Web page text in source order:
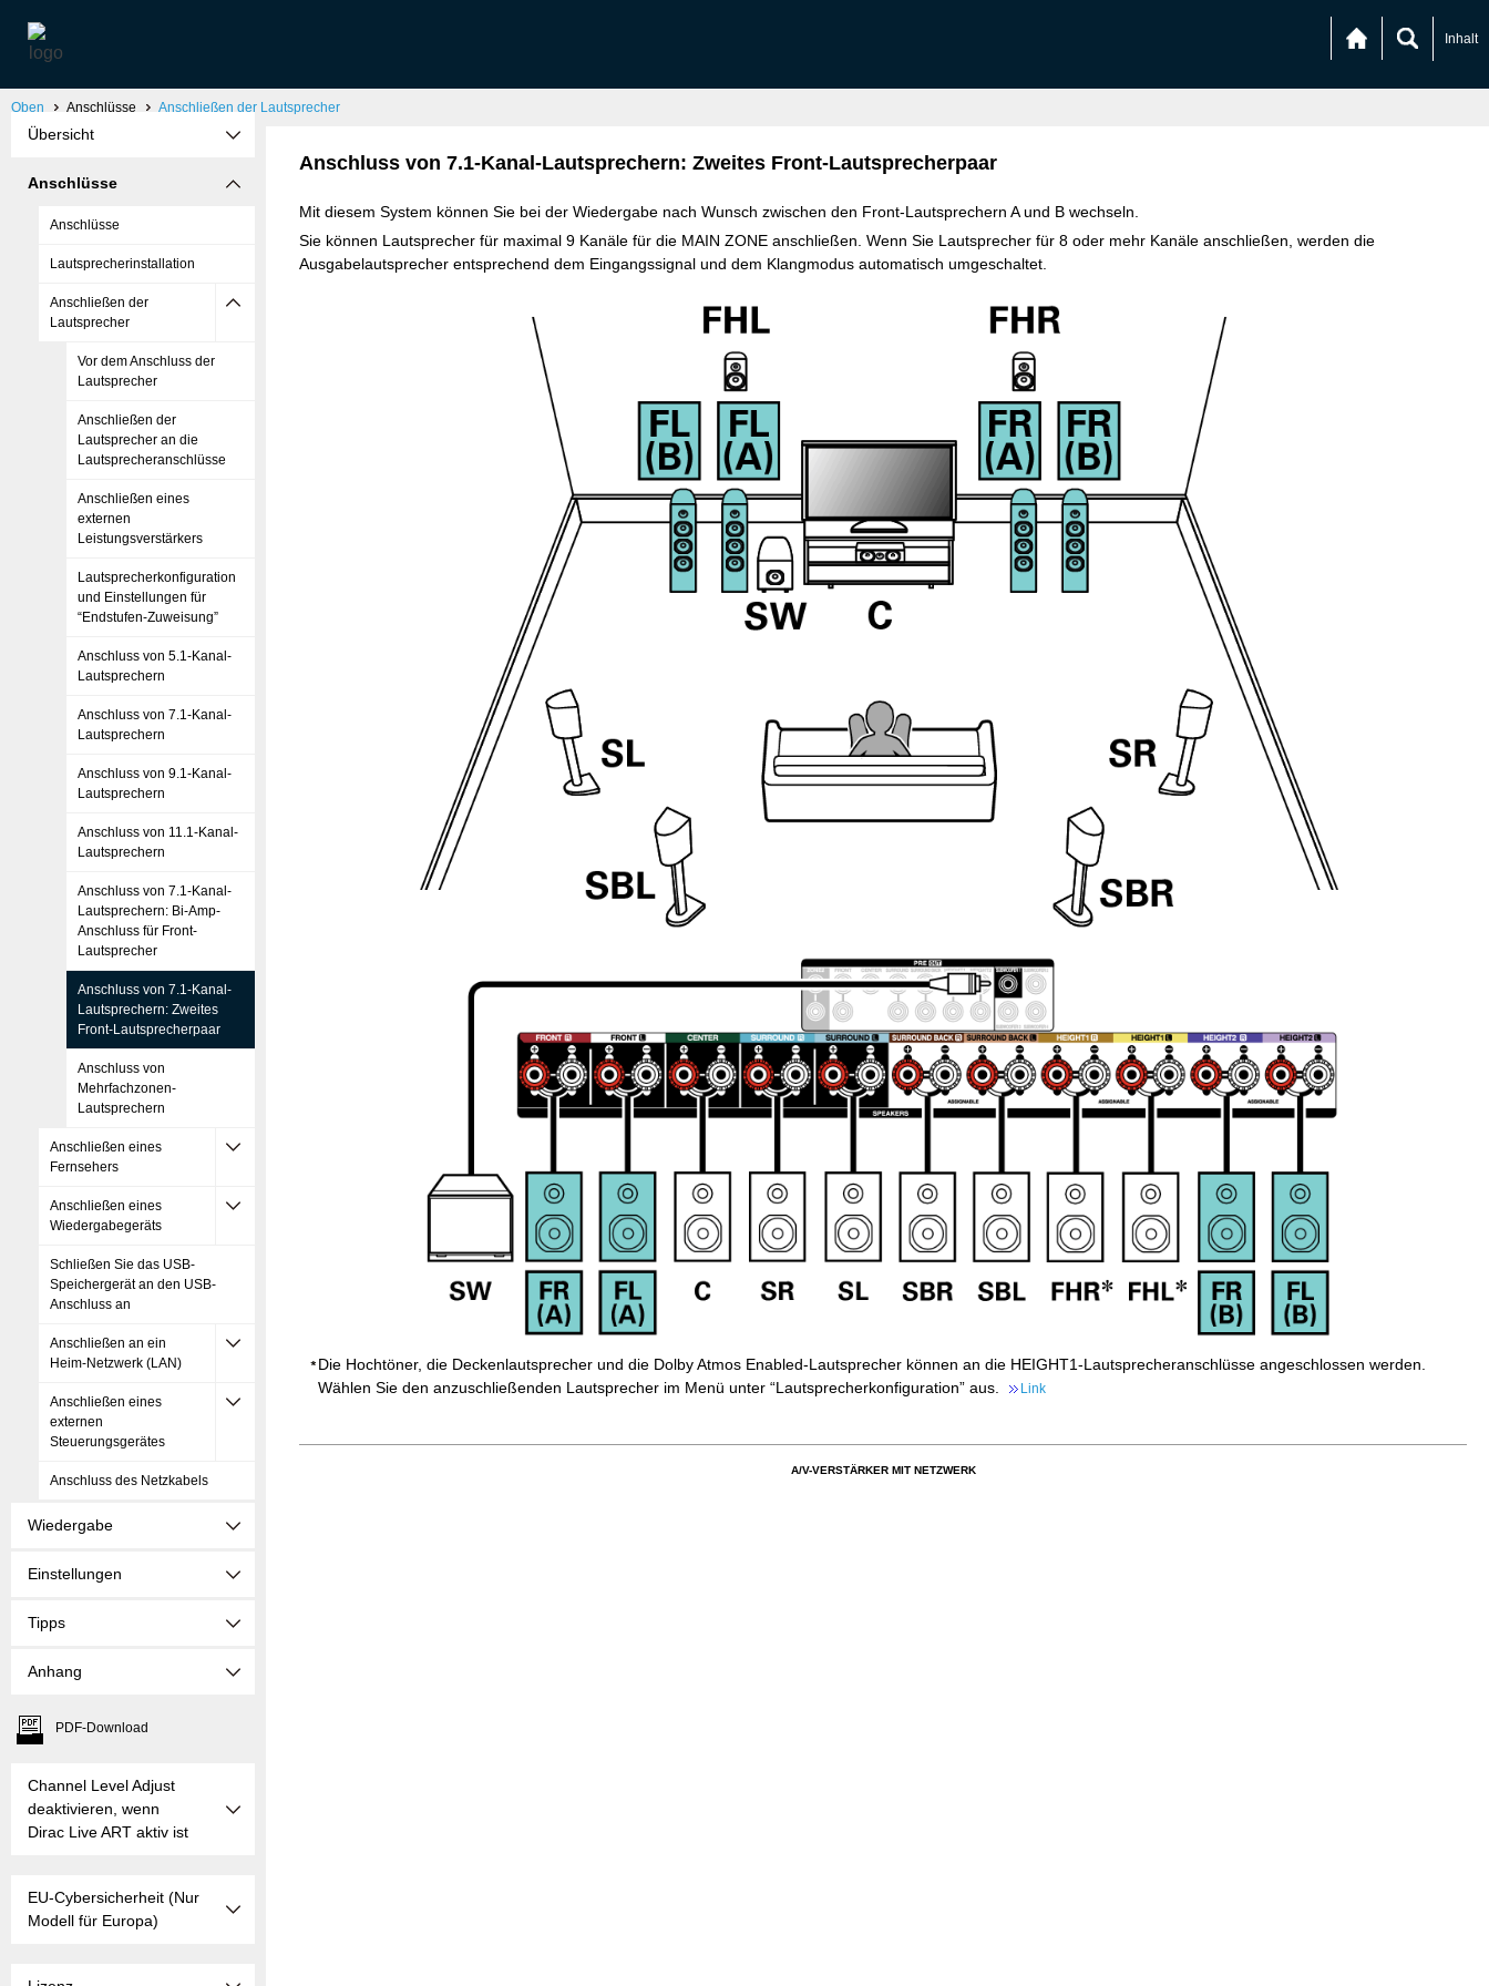
Inhalt
Oben Anschlüsse Anschließen der Lautsprecher
Übersicht
Anschlüsse
Anschlüsse
Lautsprecherinstallation
Anschließen der
Lautsprecher
Vor dem Anschluss der
Lautsprecher
Anschließen der
Lautsprecher an die
Lautsprecheranschlüsse
Anschließen eines
externen
Leistungsverstärkers
Lautsprecherkonfiguration
und Einstellungen für
“Endstufen-Zuweisung”
Anschluss von 5.1-Kanal-
Lautsprechern
Anschluss von 7.1-Kanal-
Lautsprechern
Anschluss von 9.1-Kanal-
Lautsprechern
Anschluss von 11.1-Kanal-
Lautsprechern
Anschluss von 7.1-Kanal-
Lautsprechern: Bi-Amp-
Anschluss für Front-
Lautsprecher
Anschluss von 7.1-Kanal-
Lautsprechern: Zweites
Front-Lautsprecherpaar
Anschluss von
Mehrfachzonen-
Lautsprechern
Anschließen eines
Fernsehers
Anschließen eines
Wiedergabegeräts
Schließen Sie das USB-
Speichergerät an den USB-
Anschluss an
Anschließen an ein
Heim-Netzwerk (LAN)
Anschließen eines
externen
Steuerungsgerätes
Anschluss des Netzkabels
Wiedergabe
Einstellungen
Tipps
Anhang
PDF-Download
Channel Level Adjust
deaktivieren, wenn
Dirac Live ART aktiv ist
EU-Cybersicherheit (Nur
Modell für Europa)
Anschluss von 7.1-Kanal-Lautsprechern: Zweites Front-Lautsprecherpaar
Mit diesem System können Sie bei der Wiedergabe nach Wunsch zwischen den Front-Lautsprechern A und B wechseln.
Sie können Lautsprecher für maximal 9 Kanäle für die MAIN ZONE anschließen. Wenn Sie Lautsprecher für 8 oder mehr Kanäle anschließen, werden die
Ausgabelautsprecher entsprechend dem Eingangssignal und dem Klangmodus automatisch umgeschaltet.
Die Hochtöner, die Deckenlautsprecher und die Dolby Atmos Enabled-Lautsprecher können an die HEIGHT1-Lautsprecheranschlüsse angeschlossen werden.
Wählen Sie den anzuschließenden Lautsprecher im Menü unter “Lautsprecherkonfiguration” aus.
Link
A/V-VERSTÄRKER MIT NETZWERK